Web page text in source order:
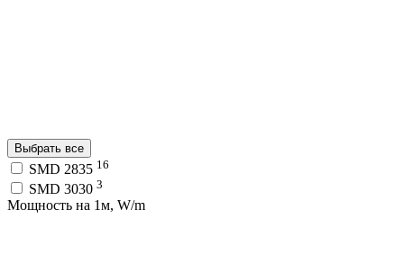
Выбрать все
SMD 2835 16
SMD 3030 3
Мощность на 1м, W/m